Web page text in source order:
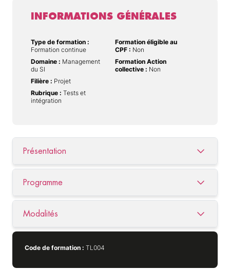
INFORMATIONS GÉNÉRALES
Type de formation :
Formation continue
Domaine : Management
du SI
Filière : Projet
Rubrique : Tests et
intégration
Formation éligible au
CPF : Non
Formation Action
collective : Non
Présentation
Programme
Modalités
Code de formation : TL004